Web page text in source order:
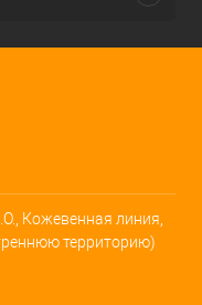
Кожевенная линия,
территорию)